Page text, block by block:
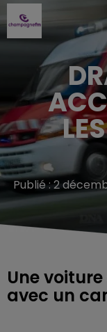
Publié : 2
Une
avec un